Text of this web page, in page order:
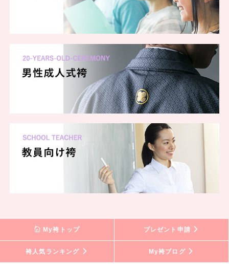
My袴トップ プレゼント申請
袴人気ランキング My袴ブログ